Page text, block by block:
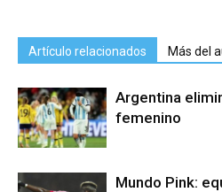
Artículo relacionados Más del
Argentina
femenino
Mundo Pink: